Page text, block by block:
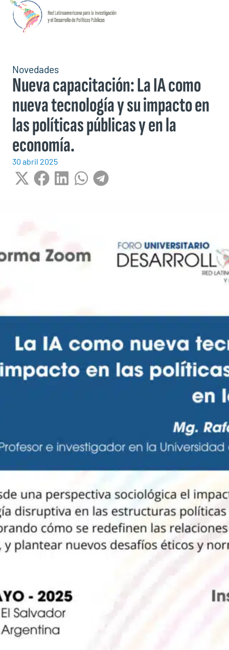
Novedades
Nueva capacitación: La IA como
nueva tecnología y su impacto en
las políticas públicas y en la
economía.
30 abril 2025